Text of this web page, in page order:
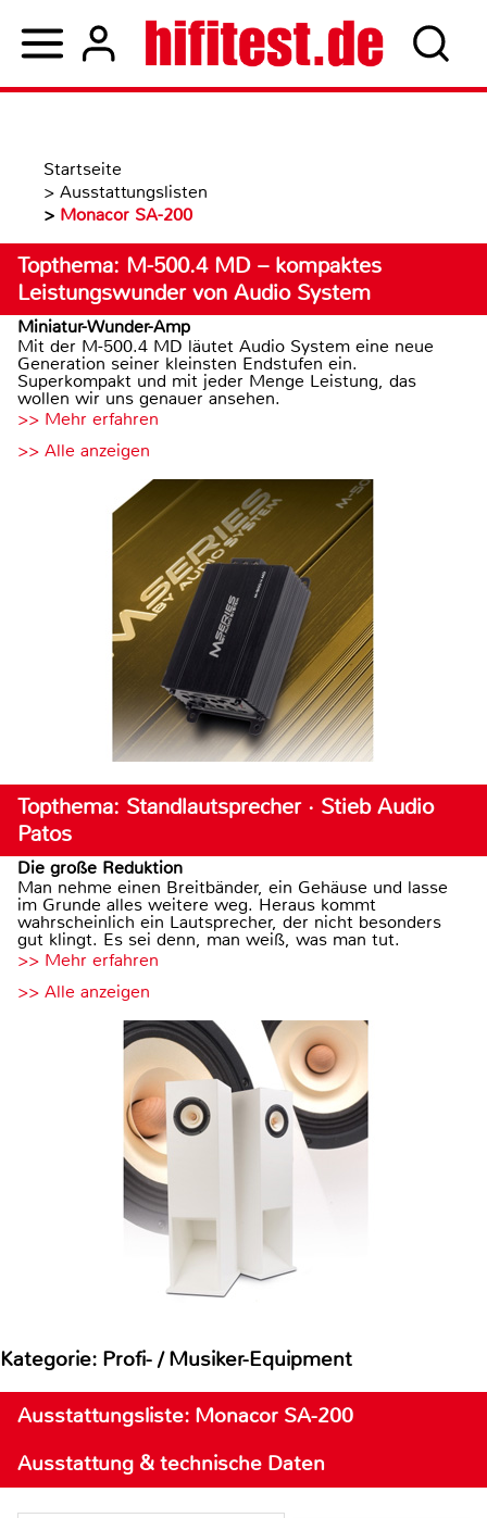
Startseite
> Ausstattungslisten
> Monacor SA-200
Topthema: M-500.4 MD – kompaktes
Leistungswunder von Audio System
Miniatur-Wunder-Amp
Mit der M-500.4 MD läutet Audio System eine neue
Generation seiner kleinsten Endstufen ein.
Superkompakt und mit jeder Menge Leistung, das
wollen wir uns genauer ansehen.
>> Mehr erfahren
>> Alle anzeigen
Topthema: Standlautsprecher · Stieb Audio
Patos
Die große Reduktion
Man nehme einen Breitbänder, ein Gehäuse und lasse
im Grunde alles weitere weg. Heraus kommt
wahrscheinlich ein Lautsprecher, der nicht besonders
gut klingt. Es sei denn, man weiß, was man tut.
>> Mehr erfahren
>> Alle anzeigen
Kategorie: Profi- / Musiker-Equipment
Ausstattungsliste: Monacor SA-200
Ausstattung & technische Daten